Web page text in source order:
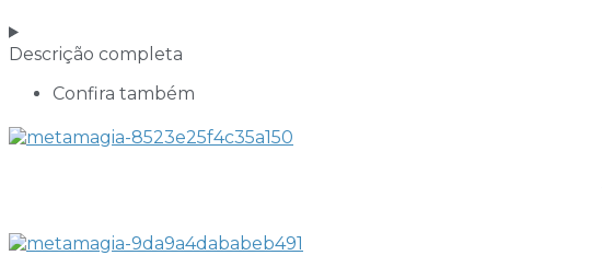
Descrição completa
Confira também